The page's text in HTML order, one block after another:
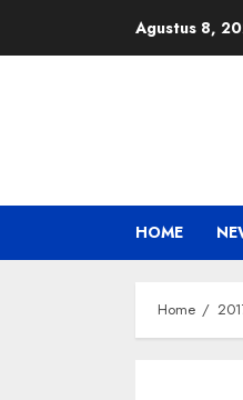
Agustus 8,
HOME
Home